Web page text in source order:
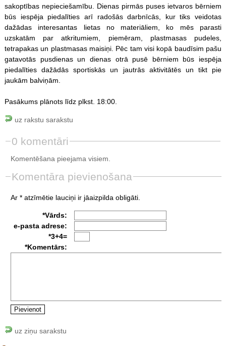
sakoptības nepieciešamību. Dienas pirmās puses ietvaros bērniem
būs iespēja piedalīties arī radošās darbnīcās, kur tiks veidotas
dažādas interesantas lietas no materiāliem, ko mēs parasti
uzskatām par atkritumiem, piemēram, plastmasas pudeles,
tetrapakas un plastmasas maisiņi. Pēc tam visi kopā baudīsim pašu
gatavotās pusdienas un dienas otrā pusē bērniem būs iespēja
piedalīties dažādās sportiskās un jautrās aktivitātēs un tikt pie
jaukām balviņām.
Pasākums plānots līdz plkst. 18:00.
uz rakstu sarakstu
0 komentāri
Komentēšana pieejama visiem.
Komentāra pievienošana
Ar * atzīmētie lauciņi ir jāaizpilda obligāti.
*Vārds:
e-pasta adrese:
*3+4=
*Komentārs:
uz ziņu sarakstu